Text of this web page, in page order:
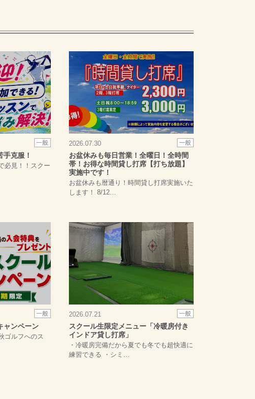
一般
手克服！
必見！！スクー
一般
2026.07.30
お盆休みも毎日営業！全曜日！全時間
帯！お得な時間貸し打席【打ち放題】
実施中です！
お盆休みも暦通り！時間貸し打席実施いた
します！ 8/12…
一般
ャンペーン
ゴルフへのス
一般
2026.07.21
スクール生限定メニュー「冷暖房付き
インドア貸し打席」
・冷暖房完備だから夏でも冬でも超快適に
練習できる ・シミ…